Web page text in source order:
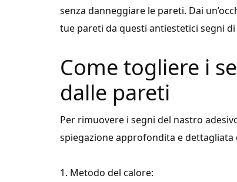
senza danneggiare le pareti. Dai
tue pareti da questi antiestetici segni
Come togliere i
dalle pareti
Per rimuovere i segni del nastro
spiegazione approfondita e
1. Metodo del calore: